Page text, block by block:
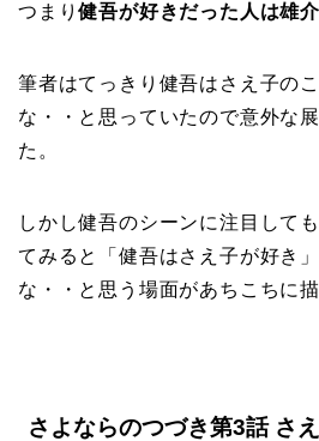
つまり健吾が好きだった人は雄
筆者はてっきり健吾はさえ子の
な・・と思っていたので意外な
た。
しかし健吾のシーンに注目して
てみると「健吾はさえ子が好き
な・・と思う場面があちこちに
さよならのつづき第3話 さ